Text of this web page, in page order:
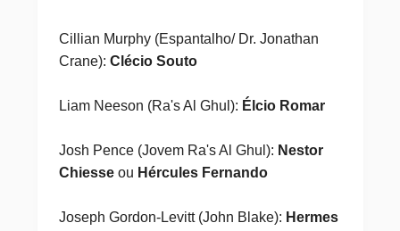
Cillian Murphy (Espantalho/ Dr. Jonathan
Crane): Clécio Souto
Liam Neeson (Ra's Al Ghul): Élcio Romar
Josh Pence (Jovem Ra's Al Ghul): Nestor
Chiesseou Hércules Fernando
Joseph Gordon-Levitt (John Blake): Hermes